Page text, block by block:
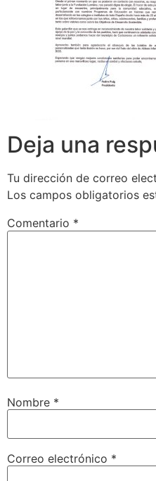
Deja una
Tu dirección de correo
Los campos obligatorios
Comentario *
Nombre *
Correo electrónico *